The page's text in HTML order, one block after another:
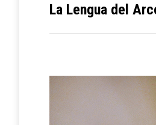
La Lengua del